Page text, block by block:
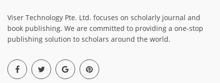
Viser Technology Pte. Ltd. focuses on scholarly journal and
book publishing. We are committed to providing a one-stop
publishing solution to scholars around the world.